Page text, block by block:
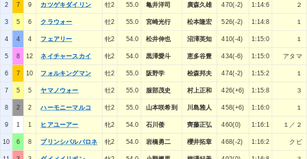
2 7 9 カツゲキダイリン 牡2 55.0 亀井洋司 廣森久雄 470(-2) 1:14:6 ２
3 5 6 クラウォー 牡2 55.0 宮崎光行 松本隆宏 526(-2) 1:14:8 １
4 4 4 フェアリー 牝2 54.0 松井伸也 沼澤英知 410(-4) 1:15:0 １
5 8 12 ネイチャースカイ 牝2 54.0 黒澤愛斗 恵多谷豊 434(-6) 1:15:0 アタマ
6 7 10 フォルキングマン 牡2 55.0 阪野学 桧森邦夫 474(-2) 1:15:2 １
7 5 5 ヤマノウォー 牡2 55.0 服部茂史 村上正和 426(+6) 1:15:8 ３
8 2 2 ハーモニーマルコ 牡2 55.0 山本咲希到 川島雅人 458(+6) 1:16:0 １
9 1 1 ヒアユーアー 牝2 54.0 石川倭 齊藤正弘 460(0) 1:16:1 １／２
10 6 8 プリンシパルバロネ 牝2 54.0 岩橋勇二 櫻井拓章 468(-2) 1:16:2 クビ